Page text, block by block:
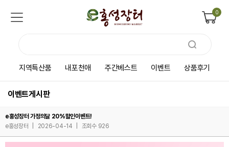
0
지역특산품 내포천애 주간베스트 이벤트 상품후기
이벤트게시판
e홍성장터 가정의달 20%할인이벤트!
e홍성장터
2026-04-14 조회수 926